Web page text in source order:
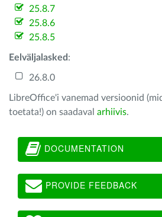
25.8.7
25.8.6
25.8.5
Eelväljalasked :
26.8.0
LibreOffice'i vanemad versioonid
toetata!) on saadaval arhiivis.
DOCUMENTATION
PROVIDE FEEDBACK